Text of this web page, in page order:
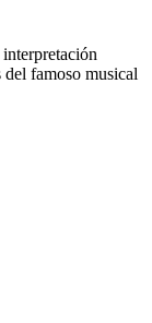
famoso musical